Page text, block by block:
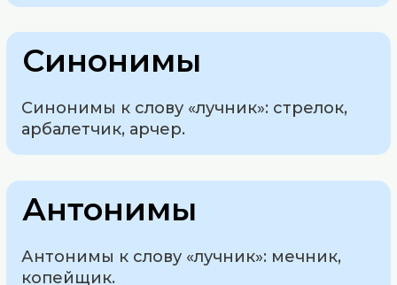
Синонимы
Синонимы к слову «лучник»: стрелок,
арбалетчик, арчер.
Антонимы
Антонимы к слову «лучник»: мечник,
копейщик.